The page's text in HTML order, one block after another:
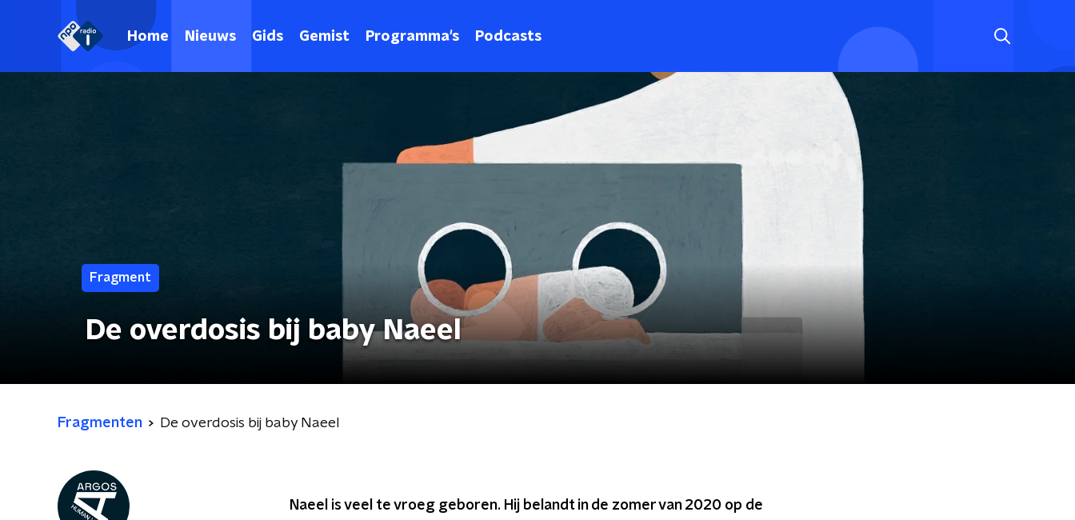
Home Nieuws Gids Gemist Programma's Podcasts
Fragment
De overdosis bij baby Naeel
Fragmenten De overdosis bij baby Naeel
Naeel is veel te vroeg geboren. Hij belandt in de zomer van 2020 op de